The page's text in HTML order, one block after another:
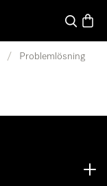
Sök
/ Problemlösning